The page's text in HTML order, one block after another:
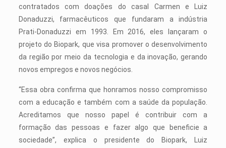
contratados com doações do casal Carmen e Luiz
Donaduzzi, farmacêuticos que fundaram a indústria
Prati-Donaduzzi em 1993. Em 2016, eles lançaram o
projeto do Biopark, que visa promover o desenvolvimento
da região por meio da tecnologia e da inovação, gerando
novos empregos e novos negócios.
“Essa obra confirma que honramos nosso compromisso
com a educação e também com a saúde da população.
Acreditamos que nosso papel é contribuir com a
formação das pessoas e fazer algo que beneficie a
sociedade”, explica o presidente do Biopark, Luiz